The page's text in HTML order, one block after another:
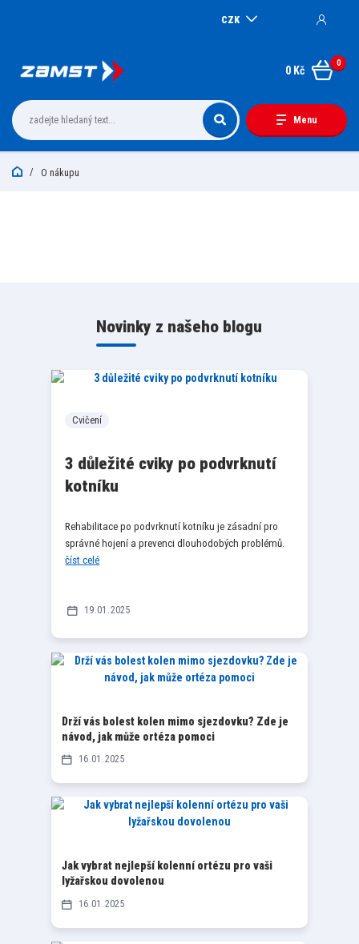
Menu
CZK
0
0 Kč
O nákupu
Novinky z našeho blogu
19 01 2025
Cvičení
3 důležité cviky po podvrknutí
kotníku
Rehabilitace po podvrknutí kotníku je zásadní pro
správné hojení a prevenci dlouhodobých problémů.
číst celé
16 01 2025
Drží vás bolest kolen mimo sjezdovku? Zde je
návod, jak může ortéza pomoci
16 01 2025
Jak vybrat nejlepší kolenní ortézu pro vaši
lyžařskou dovolenou